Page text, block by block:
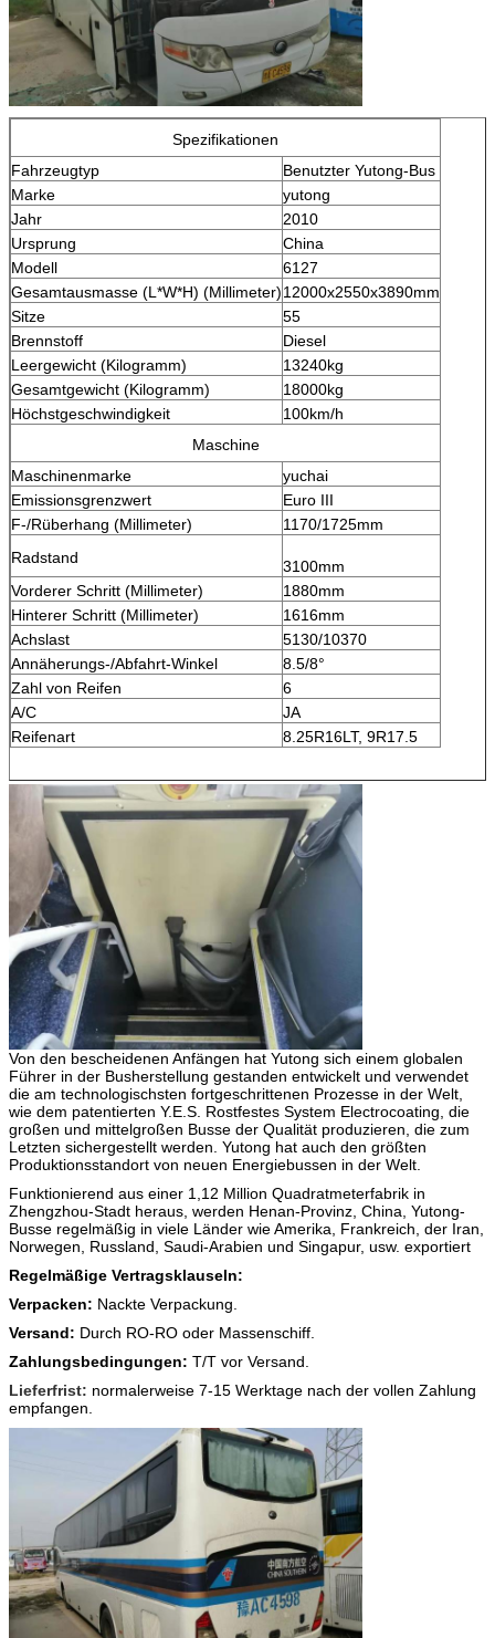
Spezifikationen
Fahrzeugtyp
Benutzter Yutong-Bus
Marke
yutong
Jahr
2010
Ursprung
China
Modell
6127
Gesamtausmasse (L*W*H) (Millimeter)12000x2550x3890mm
Sitze
55
Brennstoff
Diesel
Leergewicht (Kilogramm)
13240kg
Gesamtgewicht (Kilogramm)
18000kg
Höchstgeschwindigkeit
100km/h
Maschine
Maschinenmarke
yuchai
Emissionsgrenzwert
Euro III
F-/Rüberhang (Millimeter)
1170/1725mm
Radstand
3100mm
Vorderer Schritt (Millimeter)
1880mm
Hinterer Schritt (Millimeter)
1616mm
Achslast
5130/10370
Annäherungs-/Abfahrt-Winkel
8.5/8°
Zahl von Reifen
6
A/C
JA
Reifenart
8.25R16LT, 9R17.5
Von den bescheidenen Anfängen hat Yutong sich einem globalen
Führer in der Busherstellung gestanden entwickelt und verwendet
die am technologischsten fortgeschrittenen Prozesse in der Welt,
wie dem patentierten Y.E.S. Rostfestes System Electrocoating, die
großen und mittelgroßen Busse der Qualität produzieren, die zum
Letzten sichergestellt werden. Yutong hat auch den größten
Produktionsstandort von neuen Energiebussen in der Welt.
Funktionierend aus einer 1,12 Million Quadratmeterfabrik in
Zhengzhou-Stadt heraus, werden Henan-Provinz, China, Yutong-
Busse regelmäßig in viele Länder wie Amerika, Frankreich, der Iran,
Norwegen, Russland, Saudi-Arabien und Singapur, usw. exportiert
Regelmäßige Vertragsklauseln:
Verpacken: Nackte Verpackung.
Versand: Durch RO-RO oder Massenschiff.
Zahlungsbedingungen: T/T vor Versand.
Lieferfrist: normalerweise 7-15 Werktage nach der vollen Zahlung
empfangen.